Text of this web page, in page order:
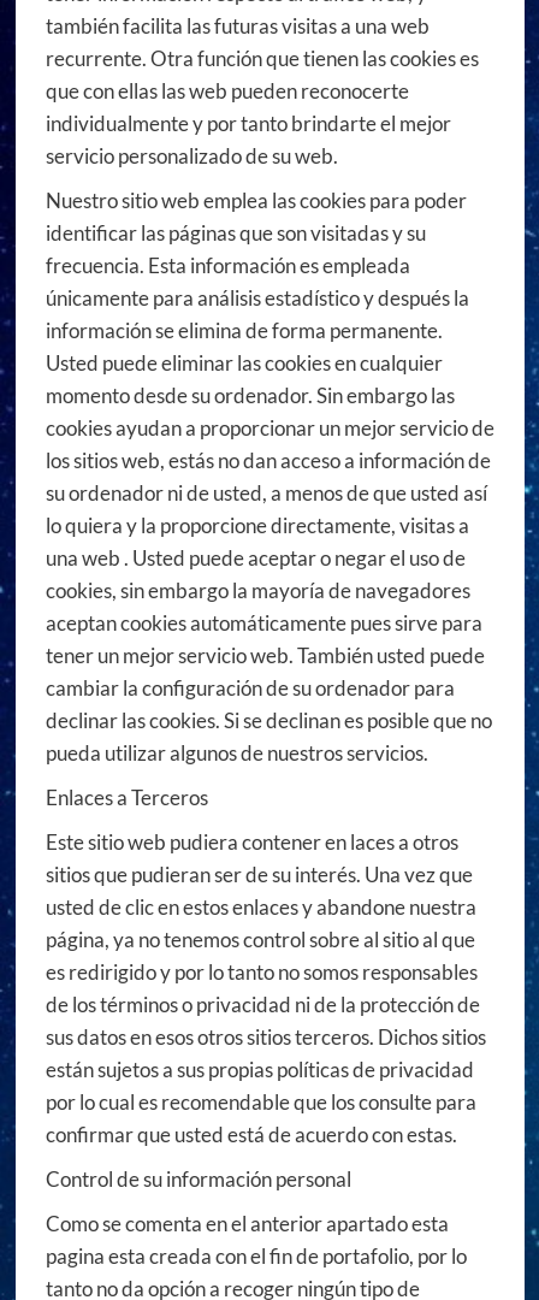
también facilita las futuras visitas a una web
recurrente. Otra función que tienen las cookies es
que con ellas las web pueden reconocerte
individualmente y por tanto brindarte el mejor
servicio personalizado de su web.
Nuestro sitio web emplea las cookies para poder
identificar las páginas que son visitadas y su
frecuencia. Esta información es empleada
únicamente para análisis estadístico y después la
información se elimina de forma permanente.
Usted puede eliminar las cookies en cualquier
momento desde su ordenador. Sin embargo las
cookies ayudan a proporcionar un mejor servicio de
los sitios web, estás no dan acceso a información de
su ordenador ni de usted, a menos de que usted así
lo quiera y la proporcione directamente, visitas a
una web . Usted puede aceptar o negar el uso de
cookies, sin embargo la mayoría de navegadores
aceptan cookies automáticamente pues sirve para
tener un mejor servicio web. También usted puede
cambiar la configuración de su ordenador para
declinar las cookies. Si se declinan es posible que no
pueda utilizar algunos de nuestros servicios.
Enlaces a Terceros
Este sitio web pudiera contener en laces a otros
sitios que pudieran ser de su interés. Una vez que
usted de clic en estos enlaces y abandone nuestra
página, ya no tenemos control sobre al sitio al que
es redirigido y por lo tanto no somos responsables
de los términos o privacidad ni de la protección de
sus datos en esos otros sitios terceros. Dichos sitios
están sujetos a sus propias políticas de privacidad
por lo cual es recomendable que los consulte para
confirmar que usted está de acuerdo con estas.
Control de su información personal
Como se comenta en el anterior apartado esta
pagina esta creada con el fin de portafolio, por lo
tanto no da opción a recoger ningún tipo de